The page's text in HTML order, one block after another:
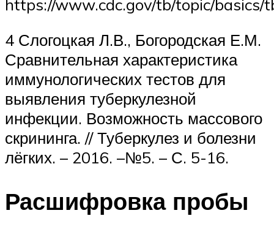
https://www.cdc.gov/tb/topic/basics/
4 Слогоцкая Л.В., Богородская Е.М.
Сравнительная характеристика
иммунологических тестов для
выявления туберкулезной
инфекции. Возможность массового
скрининга. // Туберкулез и болезни
лёгких. – 2016. –№5. – С. 5-16.
Расшифровка пробы